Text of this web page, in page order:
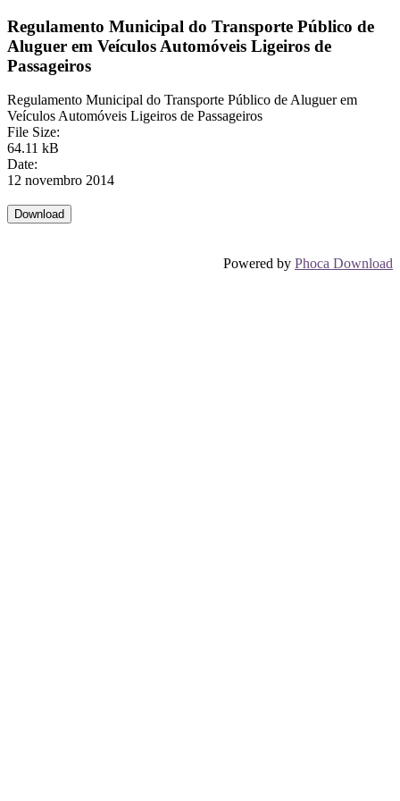
Regulamento Municipal do Transporte Público de
Aluguer em Veículos Automóveis Ligeiros de
Passageiros
Regulamento Municipal do Transporte Público de Aluguer em
Veículos Automóveis Ligeiros de Passageiros
File Size:
64.11 kB
Date:
12 novembro 2014
Powered by Phoca Download